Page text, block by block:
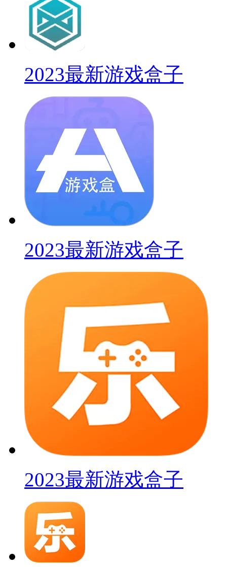
2023最新游戏盒子
2023最新游戏盒子
2023最新游戏盒子